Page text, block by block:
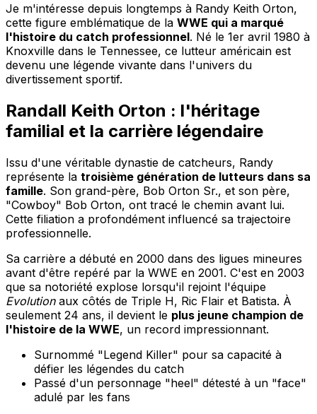
Je m'intéresse depuis longtemps à Randy Keith Orton,
cette figure emblématique de la WWE qui a marqué
l'histoire du catch professionnel. Né le 1er avril 1980 à
Knoxville dans le Tennessee, ce lutteur américain est
devenu une légende vivante dans l'univers du
divertissement sportif.
Randall Keith Orton : l'héritage
familial et la carrière légendaire
Issu d'une véritable dynastie de catcheurs, Randy
représente la troisième génération de lutteurs dans sa
famille. Son grand-père, Bob Orton Sr., et son père,
"Cowboy" Bob Orton, ont tracé le chemin avant lui.
Cette filiation a profondément influencé sa trajectoire
professionnelle.
Sa carrière a débuté en 2000 dans des ligues mineures
avant d'être repéré par la WWE en 2001. C'est en 2003
que sa notoriété explose lorsqu'il rejoint l'équipe
Evolutionaux côtés de Triple H, Ric Flair et Batista. À
seulement 24 ans, il devient le plus jeune champion de
l'histoire de la WWE, un record impressionnant.
Surnommé "Legend Killer" pour sa capacité à
défier les légendes du catch
Passé d'un personnage "heel" détesté à un "face"
adulé par les fans